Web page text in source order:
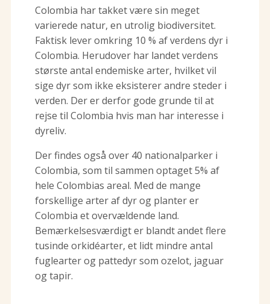
Colombia har takket være sin meget
varierede natur, en utrolig biodiversitet.
Faktisk lever omkring 10 % af verdens dyr i
Colombia. Herudover har landet verdens
største antal endemiske arter, hvilket vil
sige dyr som ikke eksisterer andre steder i
verden. Der er derfor gode grunde til at
rejse til Colombia hvis man har interesse i
dyreliv.
Der findes også over 40 nationalparker i
Colombia, som til sammen optaget 5% af
hele Colombias areal. Med de mange
forskellige arter af dyr og planter er
Colombia et overvældende land.
Bemærkelsesværdigt er blandt andet flere
tusinde orkidéarter, et lidt mindre antal
fuglearter og pattedyr som ozelot, jaguar
og tapir.